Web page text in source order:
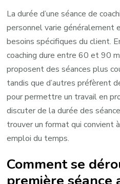
La durée d’une séance de
personnel varie généralement
besoins spécifiques du client.
coaching dure entre 60 et 90
proposent des séances plus
tandis que d’autres préfèrent
pour permettre un travail en
discuter de la durée des
trouver un format qui convient
emploi du temps.
Comment se